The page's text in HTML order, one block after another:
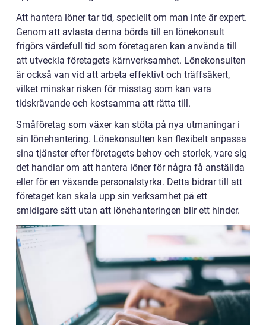
Att hantera löner tar tid, speciellt om man inte är expert.
Genom att avlasta denna börda till en lönekonsult
frigörs värdefull tid som företagaren kan använda till
att utveckla företagets kärnverksamhet. Lönekonsulten
är också van vid att arbeta effektivt och träffsäkert,
vilket minskar risken för misstag som kan vara
tidskrävande och kostsamma att rätta till.
Småföretag som växer kan stöta på nya utmaningar i
sin lönehantering. Lönekonsulten kan flexibelt anpassa
sina tjänster efter företagets behov och storlek, vare sig
det handlar om att hantera löner för några få anställda
eller för en växande personalstyrka. Detta bidrar till att
företaget kan skala upp sin verksamhet på ett
smidigare sätt utan att lönehanteringen blir ett hinder.